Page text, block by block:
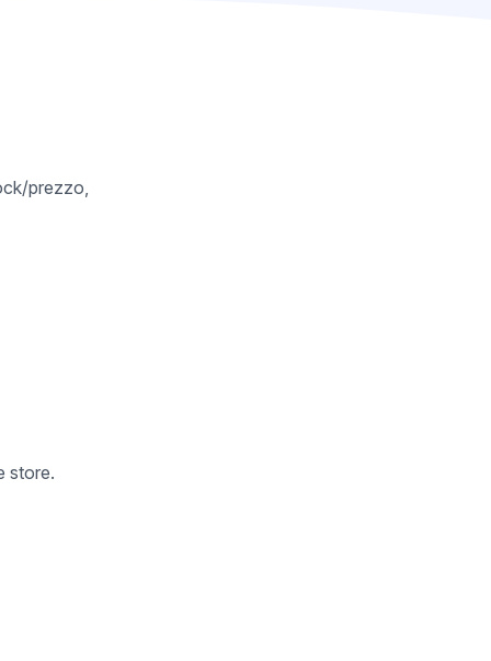
prezzo,
store.